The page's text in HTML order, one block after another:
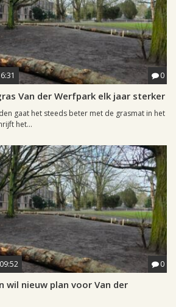
0
Van der Werfpark elk jaar sterker
gaat het steeds beter met de grasmat in het
het...
0
wil nieuw plan voor Van der